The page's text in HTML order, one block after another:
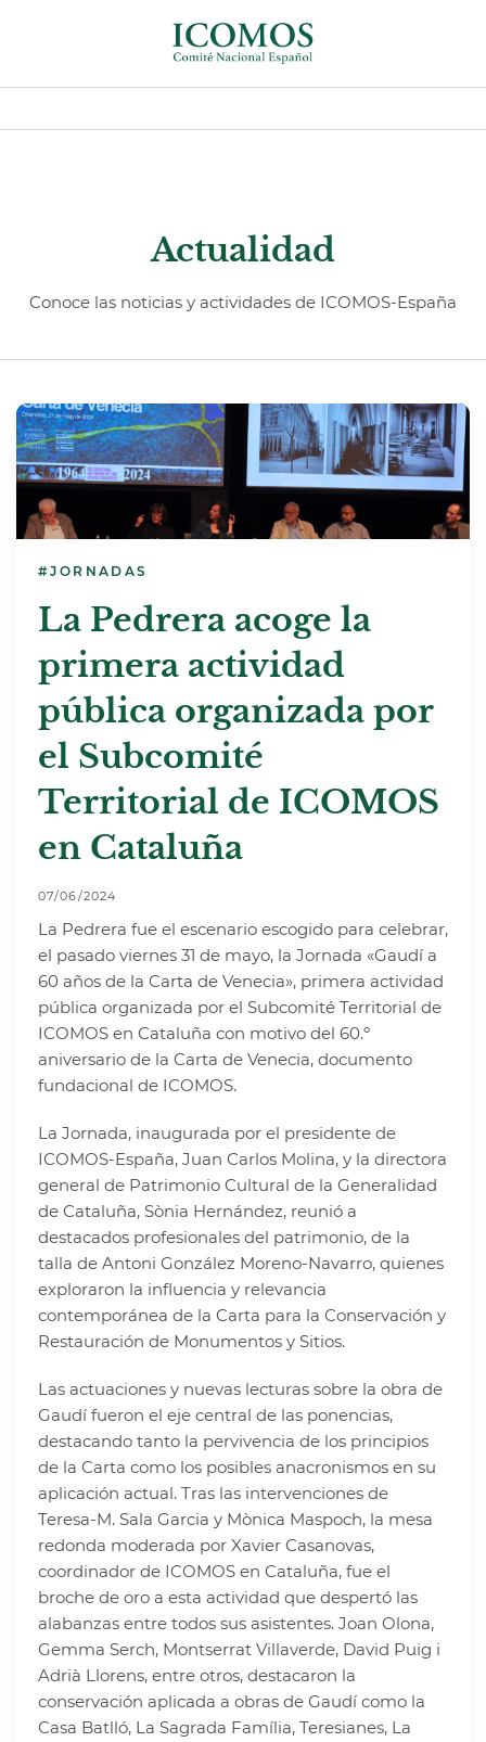
Actualidad
Conoce las noticias y actividades de ICOMOS-España
#JORNADAS
La Pedrera acoge la
primera actividad
pública organizada por
el Subcomité
Territorial de ICOMOS
en Cataluña
07/06/2024
La Pedrera fue el escenario escogido para celebrar,
el pasado viernes 31 de mayo, la Jornada «Gaudí a
60 años de la Carta de Venecia», primera actividad
pública organizada por el Subcomité Territorial de
ICOMOS en Cataluña con motivo del 60.º
aniversario de la Carta de Venecia, documento
fundacional de ICOMOS.
La Jornada, inaugurada por el presidente de
ICOMOS-España, Juan Carlos Molina, y la directora
general de Patrimonio Cultural de la Generalidad
de Cataluña, Sònia Hernández, reunió a
destacados profesionales del patrimonio, de la
talla de Antoni González Moreno-Navarro, quienes
exploraron la influencia y relevancia
contemporánea de la Carta para la Conservación y
Restauración de Monumentos y Sitios.
Las actuaciones y nuevas lecturas sobre la obra de
Gaudí fueron el eje central de las ponencias,
destacando tanto la pervivencia de los principios
de la Carta como los posibles anacronismos en su
aplicación actual. Tras las intervenciones de
Teresa-M. Sala Garcia y Mònica Maspoch, la mesa
redonda moderada por Xavier Casanovas,
coordinador de ICOMOS en Cataluña, fue el
broche de oro a esta actividad que despertó las
alabanzas entre todos sus asistentes. Joan Olona,
Gemma Serch, Montserrat Villaverde, David Puig i
Adrià Llorens, entre otros, destacaron la
conservación aplicada a obras de Gaudí como la
Casa Batlló, La Sagrada Família, Teresianes, La